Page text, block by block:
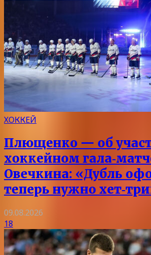
ХОККЕЙ
Плющенко — об
хоккейном
Овечкина: «Дубль
теперь нужно
09.08.2026
18